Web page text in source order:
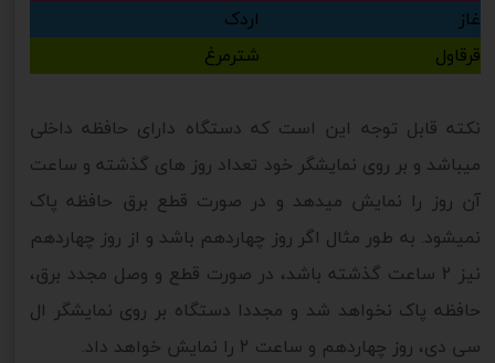
غاز
اردک
قرقاول
شترمرغ
نکته قابل توجه این است که دستگاه دارای حافظه داخلی
میباشد و بر روی نمایشگر خود تعداد روز های گذشته و ساعت
آن روز را نمایش میدهد و در صورت قطع برق حافظه پاک
نمیشود. به طور مثال اگر روز چهاردهم باشد و از روز چهاردهم
نیز 2 ساعت گذشته باشد، در صورت قطع و وصل مجدد برق،
حافظه پاک نخواهد شد و مجددا دستگاه بر روی نمایشگر ال
سی دی، روز چهاردهم و ساعت 2 را نمایش خواهد داد.